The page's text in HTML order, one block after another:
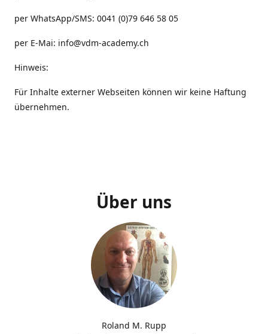
per WhatsApp/SMS: 0041 (0)79 646 58 05
per E-Mai: info@vdm-academy.ch
Hinweis:
Für Inhalte externer Webseiten können wir keine Haftung
übernehmen.
Über uns
Roland M. Rupp